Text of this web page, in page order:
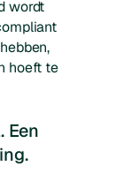
wordt
hoeft te
Een